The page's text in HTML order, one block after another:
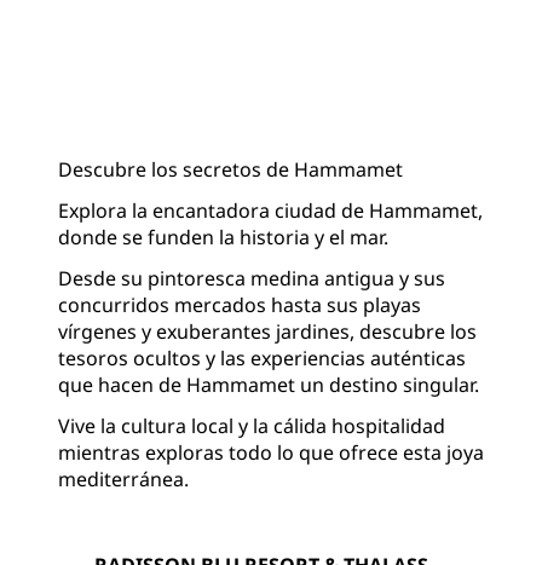
Descubre los secretos de Hammamet
Explora la encantadora ciudad de Hammamet,
donde se funden la historia y el mar.
Desde su pintoresca medina antigua y sus
concurridos mercados hasta sus playas
vírgenes y exuberantes jardines, descubre los
tesoros ocultos y las experiencias auténticas
que hacen de Hammamet un destino singular.
Vive la cultura local y la cálida hospitalidad
mientras exploras todo lo que ofrece esta joya
mediterránea.